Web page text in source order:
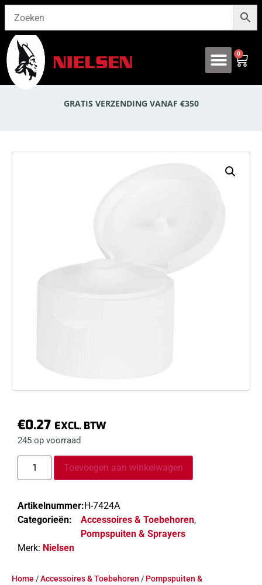
0
GRATIS VERZENDING VANAF €350
Home /Accessoires & Toebehoren / Pompspuiten &
€0.27 EXCL. BTW
245 op voorraad
Toevoegen aan winkelwagen
Artikelnummer:H-7424A
Categorieën:
Accessoires & Toebehoren,
Pompspuiten & Sprayers
Merk: Nielsen